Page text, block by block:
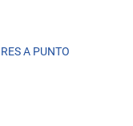
A PUNTO